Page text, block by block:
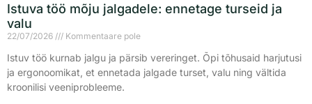
Istuva töö mõju jalgadele: ennetage turseid ja
valu
22/07/2026 Kommentaare pole
Istuv töö kurnab jalgu ja pärsib vereringet. Õpi tõhusaid harjutusi
ja ergonoomikat, et ennetada jalgade turset, valu ning vältida
kroonilisi veeniprobleeme.